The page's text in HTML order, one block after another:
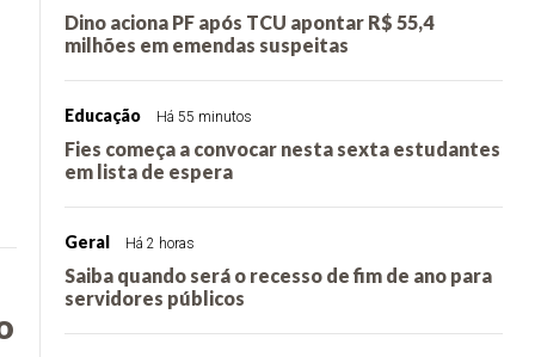
Dino aciona PF após TCU apontar R$ 55,4
milhões em emendas suspeitas
Educação Há 55 minutos
Fies começa a convocar nesta sexta estudantes
em lista de espera
Geral Há 2 horas
Saiba quando será o recesso de fim de ano para
servidores públicos